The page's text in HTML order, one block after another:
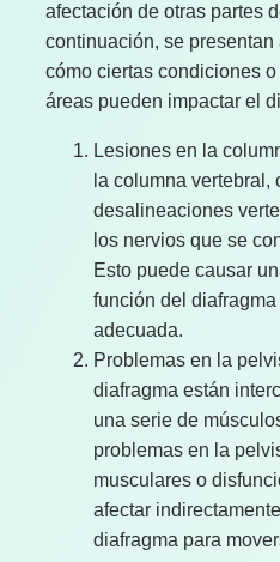
afectación de otras partes
continuación, se
cómo ciertas condiciones
áreas pueden impactar el
Lesiones en la
la columna
desalineaciones
los nervios que se
Esto puede causar
función del
adecuada.
Problemas en la
diafragma están
una serie de
problemas en la
musculares o
afectar
diafragma para